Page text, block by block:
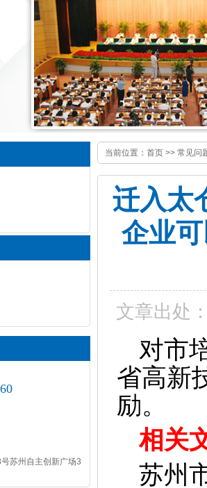
苏州自主创新广场3
当前位置： 首页 >> 常见问
迁入太
企业
文章出处
对市
省高新
励。
相关
苏州